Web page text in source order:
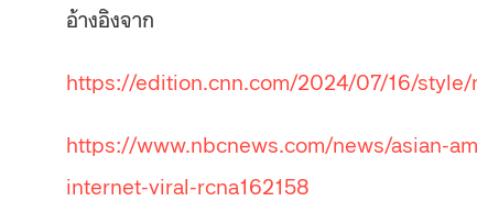
อ้างอิงจาก
https://edition.cnn.com/2024/07/16/
https://www.nbcnews.com/news/asian-
internet-viral-rcna162158